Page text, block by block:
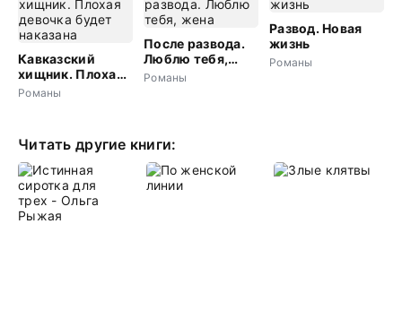
Кавказский
хищник. Плохая
девочка будет
Романы
После развода.
Люблю тебя,
жена
Романы
Развод. Новая
жизнь
Романы
Читать другие книги: